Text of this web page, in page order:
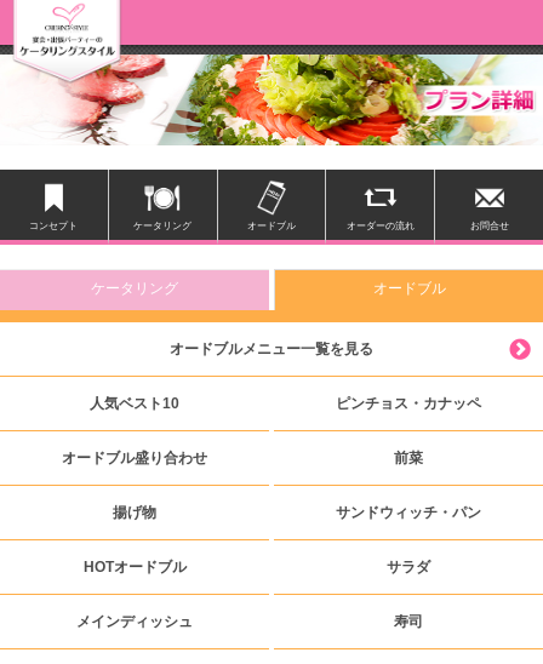
コンセプト ケータリング オードブル オーダーの流れ お問合せ
ケータリング オードブル
オードブルメニュー一覧を見る
人気ベスト10 ピンチョス・カナッペ
オードブル盛り合わせ 前菜
揚げ物 サンドウィッチ・パン
HOTオードブル サラダ
メインディッシュ 寿司